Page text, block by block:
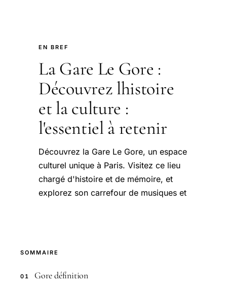
EN BREF
La Gare Le Gore :
Découvrez lhistoire
et la culture :
l'essentiel à retenir
Découvrez la Gare Le Gore, un espace
culturel unique à Paris. Visitez ce lieu
chargé d'histoire et de mémoire, et
explorez son carrefour de musiques et
SOMMAIRE
01 Gore définition